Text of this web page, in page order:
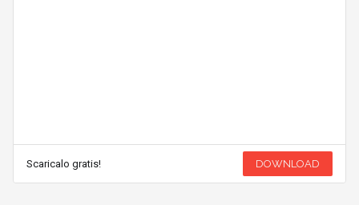
Scaricalo gratis! DOWNLOAD